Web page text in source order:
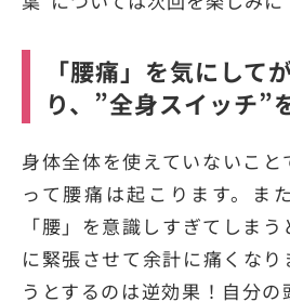
「腰痛」を気にして
り、”全身スイッチ”
身体全体を使えていないこ
って腰痛は起こります。ま
「腰」を意識しすぎてしま
に緊張させて余計に痛くな
うとするのは逆効果！自分